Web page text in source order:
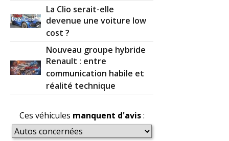
La Clio serait-elle
devenue une voiture low
cost ?
Nouveau groupe hybride
Renault : entre
communication habile et
réalité technique
Ces véhicules manquent d'avis: